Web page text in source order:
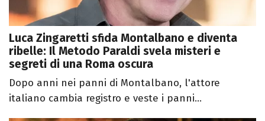
Luca Zingaretti sfida Montalbano e diventa
ribelle: Il Metodo Paraldi svela misteri e
segreti di una Roma oscura
Dopo anni nei panni di Montalbano, l'attore
italiano cambia registro e veste i panni...